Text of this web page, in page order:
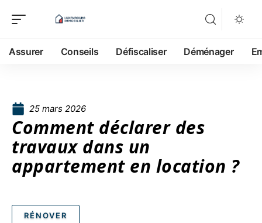
Assurer Conseils Défiscaliser Déménager
25 mars 2026
Comment déclarer des
travaux dans un
appartement en location ?
RÉNOVER